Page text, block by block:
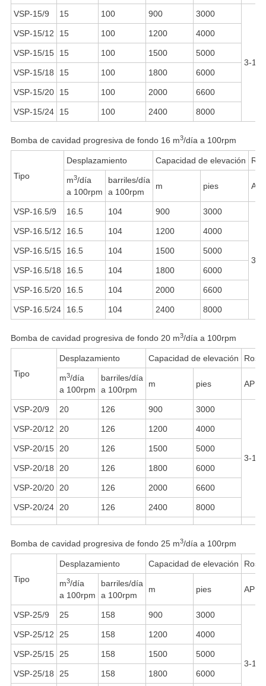
VSP-15/9 15 100 900 3000
3-1/
VSP-15/12 15 100 1200 4000
VSP-15/15 15 100 1500 5000
VSP-15/18 15 100 1800 6000
VSP-15/20 15 100 2000 6600
VSP-15/24 15 100 2400 8000
Bomba de cavidad progresiva de fondo 16 m3/día a 100rpm
Tipo
Desplazamiento Capacidad de elevación
m3/día
a 100rpm
barriles/día
a 100rpm
m pies
VSP-16.5/9 16.5 104 900 3000
3-
VSP-16.5/12 16.5 104 1200 4000
VSP-16.5/15 16.5 104 1500 5000
VSP-16.5/18 16.5 104 1800 6000
VSP-16.5/20 16.5 104 2000 6600
VSP-16.5/24 16.5 104 2400 8000
Bomba de cavidad progresiva de fondo 20 m3/día a 100rpm
Tipo
Desplazamiento Capacidad de elevación
m3/día
a 100rpm
barriles/día
a 100rpm
m pies API
VSP-20/9 20 126 900 3000
3-1/
VSP-20/12 20 126 1200 4000
VSP-20/15 20 126 1500 5000
VSP-20/18 20 126 1800 6000
VSP-20/20 20 126 2000 6600
VSP-20/24 20 126 2400 8000
Bomba de cavidad progresiva de fondo 25 m3/día a 100rpm
Tipo
Desplazamiento Capacidad de elevación
m3/día
a 100rpm
barriles/día
a 100rpm
m pies API
VSP-25/9 25 158 900 3000
3-1/
VSP-25/12 25 158 1200 4000
VSP-25/15 25 158 1500 5000
VSP-25/18 25 158 1800 6000